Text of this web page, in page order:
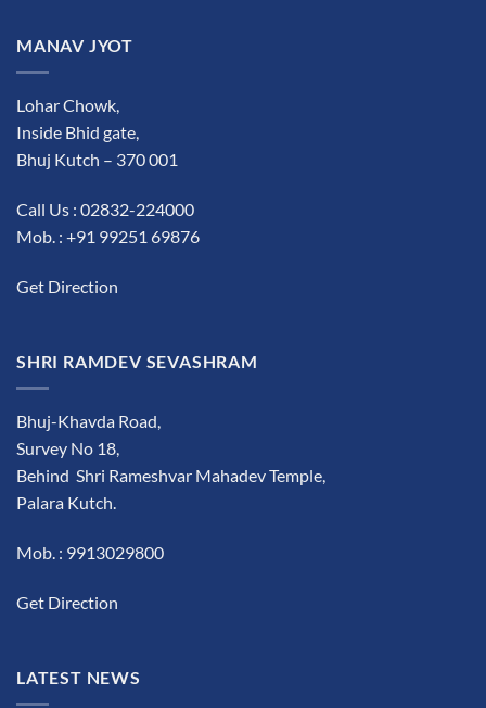
MANAV JYOT
Lohar Chowk,
Inside Bhid gate,
Bhuj Kutch – 370 001
Call Us : 02832-224000
Mob. : +91 99251 69876
Get Direction
SHRI RAMDEV SEVASHRAM
Bhuj-Khavda Road,
Survey No 18,
Behind Shri Rameshvar Mahadev Temple,
Palara Kutch.
Mob. : 9913029800
Get Direction
LATEST NEWS